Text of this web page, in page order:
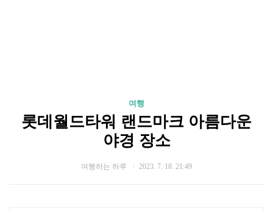
여행
롯데월드타워 랜드마크 아름다운
야경 장소
여행하는 하루 2023. 7. 18. 21:49